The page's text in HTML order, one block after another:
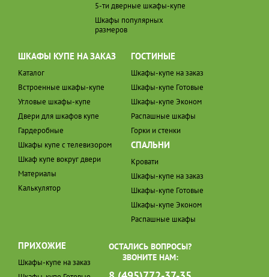
5-ти дверные шкафы-купе
Шкафы популярных
размеров
ШКАФЫ КУПЕ НА ЗАКАЗ
Каталог
Встроенные шкафы-купе
Угловые шкафы-купе
Двери для шкафов купе
Гардеробные
Шкафы купе с телевизором
Шкаф купе вокруг двери
Материалы
Калькулятор
ГОСТИНЫЕ
Шкафы-купе на заказ
Шкафы-купе Готовые
Шкафы-купе Эконом
Распашные шкафы
Горки и стенки
СПАЛЬНИ
Кровати
Шкафы-купе на заказ
Шкафы-купе Готовые
Шкафы-купе Эконом
Распашные шкафы
ПРИХОЖИЕ
Шкафы-купе на заказ
ОСТАЛИСЬ ВОПРОСЫ?
ЗВОНИТЕ НАМ: